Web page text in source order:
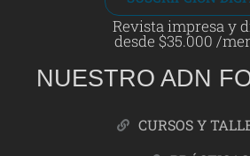
Revista impresa y
desde $35.000 /
NUESTRO ADN
CURSOS Y